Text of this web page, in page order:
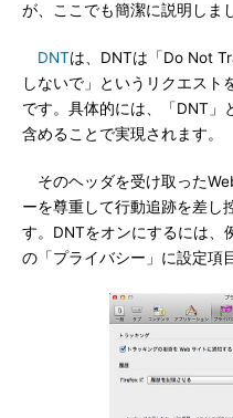
が、ここでも簡潔に説明しま
DNTは、DNTは「Do Not
しないで」というリクエスト
です。具体的には、「DNT」
含めることで実現されます。
そのヘッダを受け取った
ーを尊重して行動追跡を差し
す。DNTをオンにするには、
の「プライバシー」に設定項